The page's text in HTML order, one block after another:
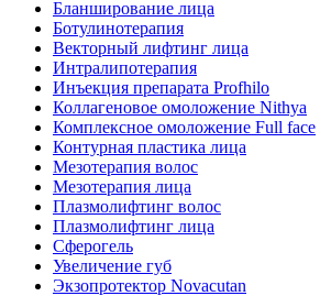
Бланширование лица
Ботулинотерапия
Векторный лифтинг лица
Интралипотерапия
Инъекция препарата Profhilo
Коллагеновое омоложение Nithya
Комплексное омоложение Full face
Контурная пластика лица
Мезотерапия волос
Мезотерапия лица
Плазмолифтинг волос
Плазмолифтинг лица
Сферогель
Увеличение губ
Экзопротектор Novacutan